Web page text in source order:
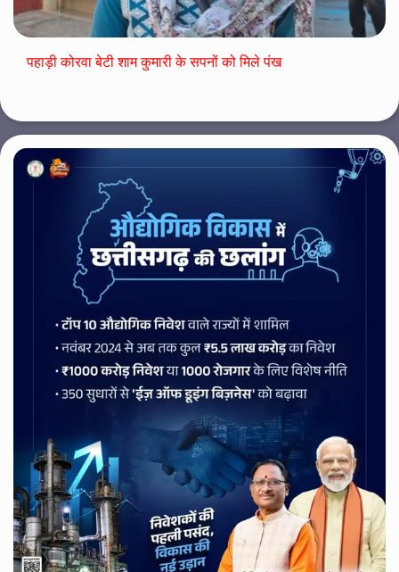
पहाड़ी कोरवा बेटी शाम कुमारी के सपनों को मिले पंख